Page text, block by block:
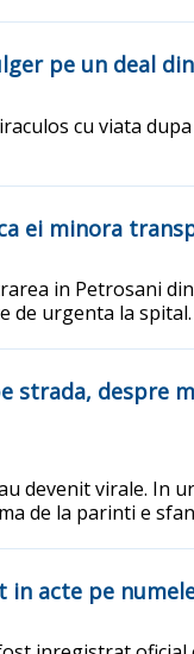
pe un deal din
cu viata
ei minora
in Petrosani
de urgenta la spital.
strada, despre
devenit virale. In
de la parinti e
in acte pe